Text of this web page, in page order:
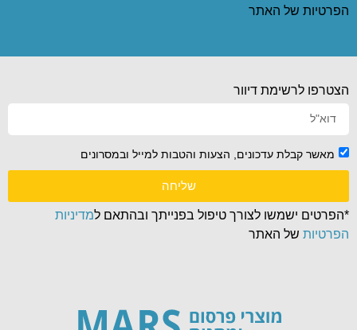
הפרטיות של האתר
הצטרפו לרשימת דיוור
מאשר קבלת עדכונים, הצעות והטבות למייל ובמסרונים
שליחה
*הפרטים ישמשו לצורך טיפול בפנייתך ובהתאם למדיניות
הפרטיות של האתר